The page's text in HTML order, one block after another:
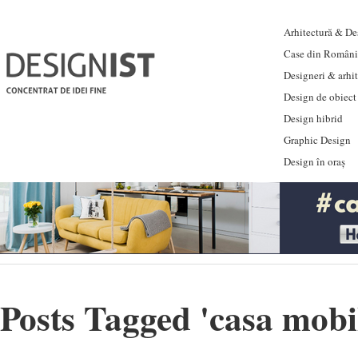
Arhitectură &
Case din
Designeri &
Design de obiect
Design hibrid
Graphic Design
Design în oraș
Posts Tagged 'casa